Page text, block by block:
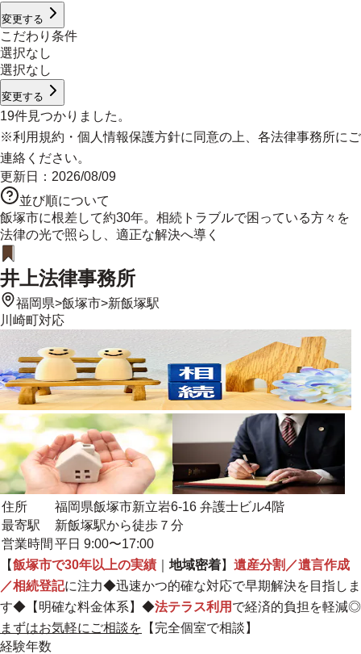
変更する
こだわり条件
選択なし
選択なし
変更する
19件見つかりました。
※利用規約 ・ 個人情報保護方針に同意の上、各法律事務所にご
連絡ください。
更新日： 2026/08/09
並び順について
飯塚市に根差して約30年。相続トラブルで困っている方々を
法律の光で照らし、適正な解決へ導く
井上法律事務所
福岡県>飯塚市>新飯塚駅
川崎町対応
住所
福岡県飯塚市新立岩6-16 弁護士ビル4階
最寄駅
新飯塚駅から徒歩７分
営業時間 平日 9:00〜17:00
【飯塚市で30年以上の実績 地域密着】 遺産分割／遺言作成
／相続登記に注力◆迅速かつ的確な対応で早期解決を目指しま
す◆【 明確な料金体系 】◆法テラス利用 で経済的負担を軽減◎
まずはお気軽にご相談を 【完全個室で相談】
経験年数